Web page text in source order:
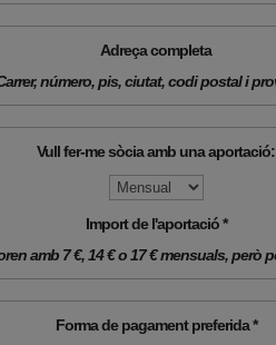
Adreça completa
número, pis, ciutat, codi postal i
Vull fer-me sòcia amb una aportació:
Import de l'aportació *
amb 7 €, 14 € o 17 € mensuals,
Forma de pagament preferida *